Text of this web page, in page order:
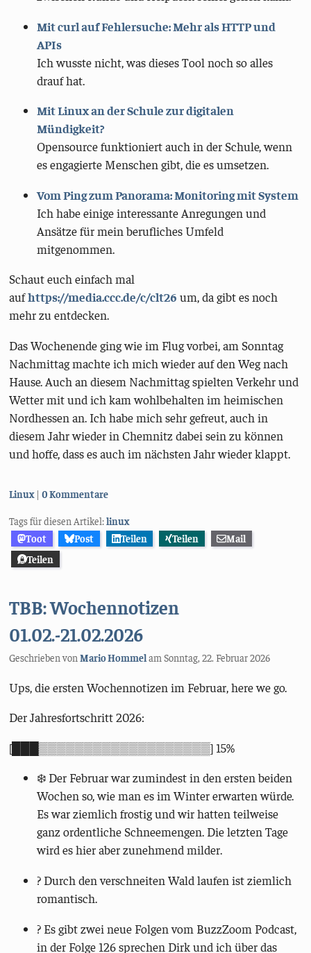
Mit curl auf Fehlersuche: Mehr als HTTP und
APIs
Ich wusste nicht, was dieses Tool noch so alles
drauf hat.
Mit Linux an der Schule zur digitalen
Mündigkeit?
Opensource funktioniert auch in der Schule, wenn
es engagierte Menschen gibt, die es umsetzen.
Vom Ping zum Panorama: Monitoring mit System
Ich habe einige interessante Anregungen und
Ansätze für mein berufliches Umfeld
mitgenommen.
Schaut euch einfach mal
aufhttps://media.ccc.de/c/clt26 um, da gibt es noch
mehr zu entdecken.
Das Wochenende ging wie im Flug vorbei, am Sonntag
Nachmittag machte ich mich wieder auf den Weg nach
Hause. Auch an diesem Nachmittag spielten Verkehr und
Wetter mit und ich kam wohlbehalten im heimischen
Nordhessen an. Ich habe mich sehr gefreut, auch in
diesem Jahr wieder in Chemnitz dabei sein zu können
und hoffe, dass es auch im nächsten Jahr wieder klappt.
Kategorien:
Linux 0 Kommentare
Tags für diesen Artikel:linux
Toot
Post Teilen Teilen
Mail
Teilen
TBB: Wochennotizen
01.02.-21.02.2026
Geschrieben vonMario HommelamSonntag, 22. Februar 2026
Ups, die ersten Wochennotizen im Februar, here we go.
Der Jahresfortschritt 2026:
[███▒▒▒▒▒▒▒▒▒▒▒▒▒▒▒▒▒▒▒] 15%
❄️ Der Februar war zumindest in den ersten beiden
Wochen so, wie man es im Winter erwarten würde.
Es war ziemlich frostig und wir hatten teilweise
ganz ordentliche Schneemengen. Die letzten Tage
wird es hier aber zunehmend milder.
? Durch den verschneiten Wald laufen ist ziemlich
romantisch.
?️ Es gibt zwei neue Folgen vom BuzzZoom Podcast,
in der Folge 126 sprechen Dirk und ich über das